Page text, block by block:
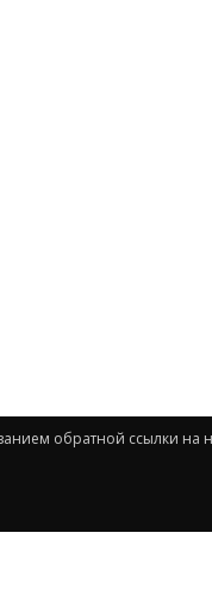
обратной ссылки на